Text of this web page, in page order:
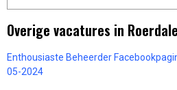
Overige vacatures in
Enthousiaste Beheerder
05-2024